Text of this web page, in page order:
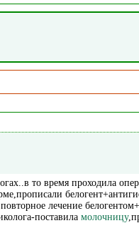
то время проходила
лечение
поставила молочницу